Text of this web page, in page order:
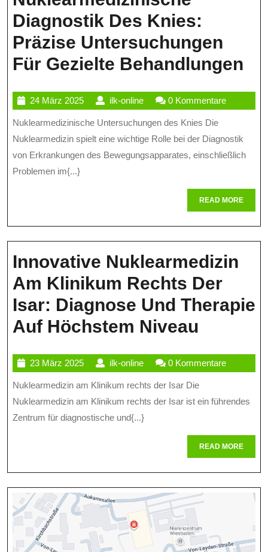
Diagnostik Des Knies:
Präzise Untersuchungen
Für Gezielte Behandlungen
24 März 202524
März
2025
ilk-onlineilk-
online
0 Kommentare
Nuklearmedizinische Untersuchungen des Knies Die
Nuklearmedizin spielt eine wichtige Rolle bei der Diagnostik
von Erkrankungen des Bewegungsapparates, einschließlich
Problemen im{...}
READ MOREREAD
MORE
Innovative Nuklearmedizin
Am Klinikum Rechts Der
Isar: Diagnose Und Therapie
Auf Höchstem Niveau
Am
Der
Isar:
Und
Auf
23 März 202523
März
2025
ilk-onlineilk-
online
0 Kommentare
Nuklearmedizin am Klinikum rechts der Isar Die
Nuklearmedizin am Klinikum rechts der Isar ist ein führendes
Zentrum für diagnostische und{...}
READ MOREREAD
MORE